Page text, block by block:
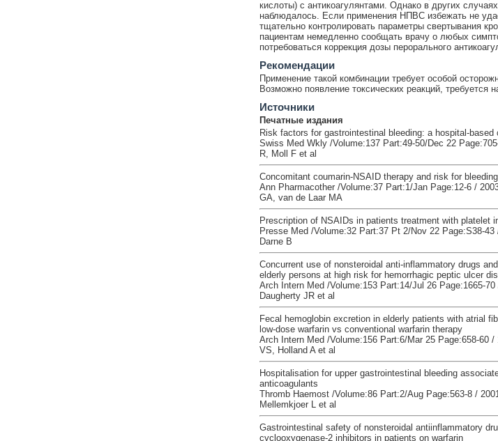
кислоты) с антикоагулянтами. Однако в других
наблюдалось. Если применения НПВС избежать не
тщательно контролировать параметры свертывания
пациентам немедленно сообщать врачу о любых
потребоваться коррекция дозы перорального
Рекомендации
Применение такой комбинации требует особой
Возможно появление токсических реакций, требуется
Источники
Печатные издания
Risk factors for gastrointestinal bleeding: a hospital-based
Swiss Med Wkly /Volume:137 Part:49-50/Dec 22
R, Moll F et al
Concomitant coumarin-NSAID therapy and risk for bleeding
Ann Pharmacother /Volume:37 Part:1/Jan Page:12-6 /
GA, van de Laar MA
Prescription of NSAIDs in patients treatment with platelet
Presse Med /Volume:32 Part:37 Pt 2/Nov 22 Page:S38-
Darne B
Concurrent use of nonsteroidal anti-inflammatory drugs
elderly persons at high risk for hemorrhagic peptic ulcer
Arch Intern Med /Volume:153 Part:14/Jul 26 Page:1665-
Daugherty JR et al
Fecal hemoglobin excretion in elderly patients with atrial
low-dose warfarin vs conventional warfarin therapy
Arch Intern Med /Volume:156 Part:6/Mar 25 Page:658-60
VS, Holland A et al
Hospitalisation for upper gastrointestinal bleeding
anticoagulants
Thromb Haemost /Volume:86 Part:2/Aug Page:563-8 /
Mellemkjoer L et al
Gastrointestinal safety of nonsteroidal antiinflammatory
cyclooxygenase-2 inhibitors in patients on warfarin